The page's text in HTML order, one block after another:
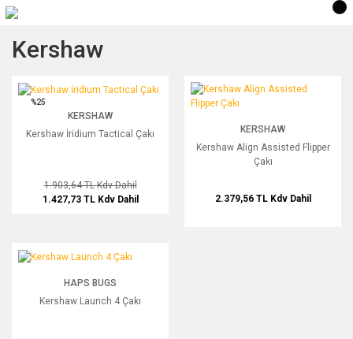
Kershaw
Kershaw İridium Tactical Çakı
%25
KERSHAW
Kershaw İridium Tactical Çakı
1.903,64 TLKdv Dahil
1.427,73 TL Kdv Dahil
Kershaw Align Assisted Flipper Çakı
KERSHAW
Kershaw Align Assisted Flipper
Çakı
2.379,56 TL Kdv Dahil
Kershaw Launch 4 Çakı
HAPS BUGS
Kershaw Launch 4 Çakı